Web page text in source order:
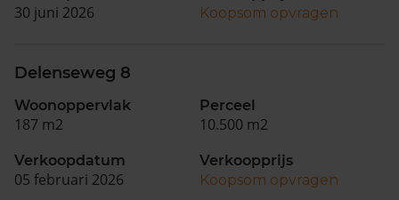
30 juni 2026
Koopsom opvragen
Delenseweg 8
Woonoppervlak
187 m2
Perceel
10.500 m2
Verkoopdatum
05 februari 2026
Verkoopprijs
Koopsom opvragen